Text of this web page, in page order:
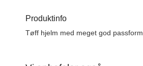
Produktinfo
Tøff hjelm med meget god passform.